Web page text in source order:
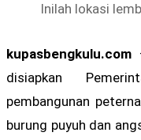
Inilah lokasi
kupasbengkulu.com
disiapkan
pembangunan
burung puyuh dan